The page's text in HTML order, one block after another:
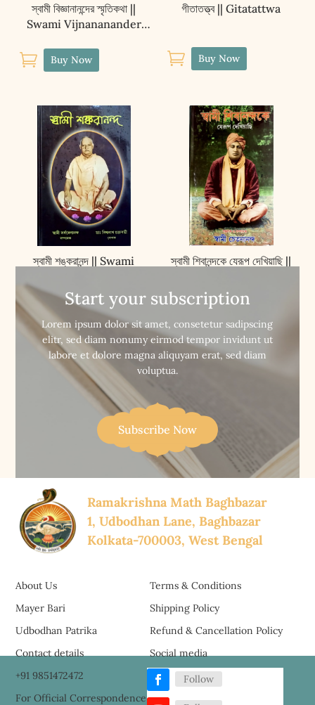
স্বামী বিজ্ঞানানন্দের স্মৃতিকথা ||
Swami Vijnananander
 Buy Now
গীতাতত্ত্ব || Gitatattwa
 Buy Now
স্বামী শঙ্করানন্দ || Swami
 Buy Now
স্বামী শিবানন্দকে যেরূপ দেখিয়াছি ||
Jerup Dekhiyachi
Buy Now
Start your subscription
Lorem ipsum dolor sit amet, consetetur sadipscing
elitr, sed diam nonumy eirmod tempor invidunt ut
labore et dolore magna aliquyam erat, sed diam
voluptua.
Subscribe Now
Ramakrishna Math Baghbazar
1, Udbodhan Lane, Baghbazar
Kolkata-700003, West Bengal
About Us
Mayer Bari
Udbodhan Patrika
Terms & Conditions
Shipping Policy
Refund & Cancellation Policy
Contact details
+91 9851472472
For Official Correspondence
Social media
Follow